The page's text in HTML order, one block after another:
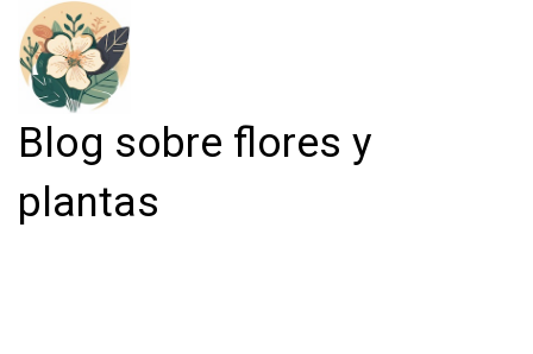
Blog sobre flores y
plantas